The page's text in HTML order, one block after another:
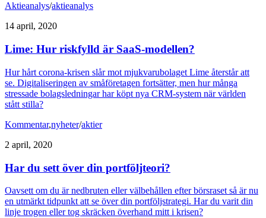
Aktieanalys/aktieanalys
14 april, 2020
Lime: Hur riskfylld är SaaS-modellen?
Hur hårt corona-krisen slår mot mjukvarubolaget Lime återstår att
se. Digitaliseringen av småföretagen fortsätter, men hur många
stressade bolagsledningar har köpt nya CRM-system när världen
stått stilla?
Kommentar,nyheter/aktier
2 april, 2020
Har du sett över din portföljteori?
Oavsett om du är nedbruten eller välbehållen efter börsraset så är nu
en utmärkt tidpunkt att se över din portföljstrategi. Har du varit din
linje trogen eller tog skräcken överhand mitt i krisen?